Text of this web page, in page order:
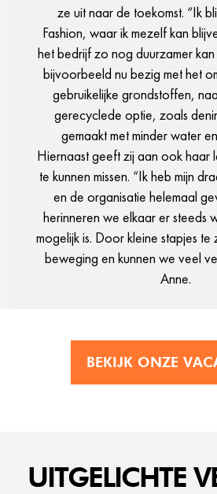
ze uit naar de toekomst. “Ik
Fashion, waar ik mezelf kan
het bedrijf zo nog duurzamer
bijvoorbeeld nu bezig met het
gebruikelijke grondstoffen,
gerecyclede optie, zoals
gemaakt met minder water
Hiernaast geeft zij aan ook haar
te kunnen missen. “Ik heb mijn
en de organisatie helemaal
herinneren we elkaar er steeds
mogelijk is. Door kleine stapjes te
beweging en kunnen we veel
Anne.
BEKIJK ONZE
UITGELICHTE